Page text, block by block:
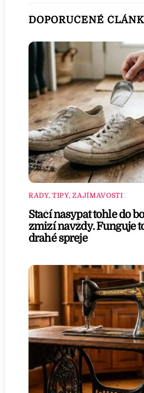
DOPORUČENÉ
RADY, TIPY, ZAJÍMAVOSTI
Stačí nasypat tohle do
zmizí navždy. Funguje
drahé spreje